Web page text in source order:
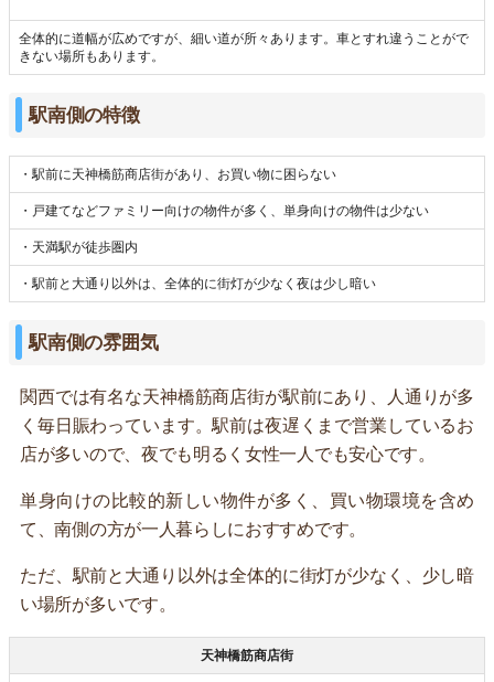
全体的に道幅が広めですが、細い道が所々あります。車とすれ違うことがで
きない場所もあります。
駅南側の特徴
・駅前に天神橋筋商店街があり、お買い物に困らない
・戸建てなどファミリー向けの物件が多く、単身向けの物件は少ない
・天満駅が徒歩圏内
・駅前と大通り以外は、全体的に街灯が少なく夜は少し暗い
駅南側の雰囲気
関西では有名な天神橋筋商店街が駅前にあり、人通りが多
く毎日賑わっています。駅前は夜遅くまで営業しているお
店が多いので、夜でも明るく女性一人でも安心です。
単身向けの比較的新しい物件が多く、買い物環境を含め
て、南側の方が一人暮らしにおすすめです。
ただ、駅前と大通り以外は全体的に街灯が少なく、少し暗
い場所が多いです。
天神橋筋商店街